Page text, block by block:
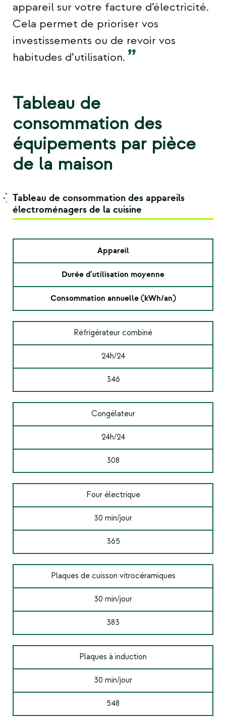
appareil sur votre facture d’électricité.
Cela permet de prioriser vos
investissements ou de revoir vos
habitudes d’utilisation.
Tableau de
consommation des
équipements par pièce
de la maison
Tableau de consommation des appareils
électroménagers de la cuisine
Appareil
Durée d’utilisation moyenne
Consommation annuelle (kWh/an)
Réfrigérateur combiné
24h/24
346
Congélateur
24h/24
308
Four électrique
30 min/jour
365
Plaques de cuisson vitrocéramiques
30 min/jour
383
Plaques à induction
30 min/jour
548